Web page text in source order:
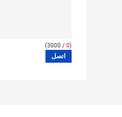
(
0
/ 3000)